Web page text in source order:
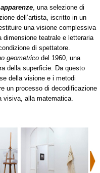
, una selezione di
dell’artista, iscritto in un
una visione complessiva
dimensione teatrale e letteraria
di spettatore.
geometrico del 1960, una
della superficie. Da questo
della visione e i metodi
un processo di decodificazione
visiva, alla matematica.